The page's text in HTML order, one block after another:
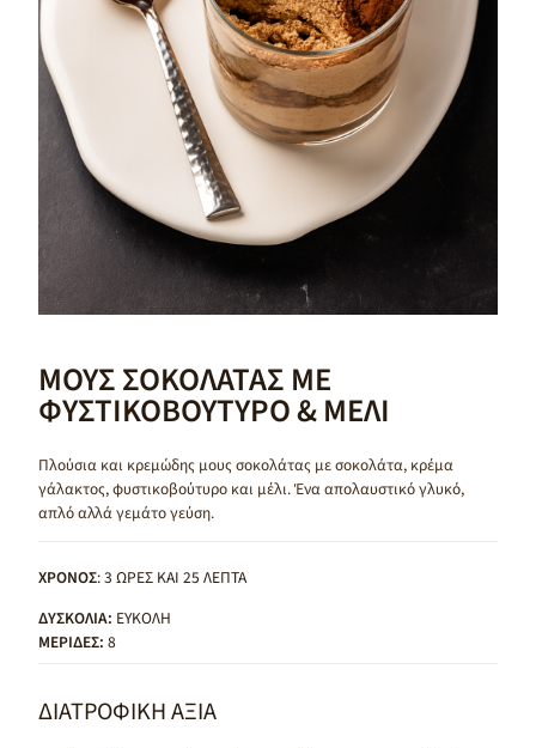
ΜΟΥΣ ΣΟΚΟΛΑΤΑΣ ΜΕ
ΦΥΣΤΙΚΟΒΟΥΤΥΡΟ & ΜΕΛΙ
Πλούσια και κρεμώδης μους σοκολάτας με σοκολάτα, κρέμα
γάλακτος, φυστικοβούτυρο και μέλι. Ένα απολαυστικό γλυκό,
απλό αλλά γεμάτο γεύση.
ΧΡΟΝΟΣ: 3 ΩΡΕΣ ΚΑΙ 25 ΛΕΠΤΑ
ΔΥΣΚΟΛΙΑ: ΕΥΚΟΛΗ
ΜΕΡΙΔΕΣ: 8
ΔΙΑΤΡΟΦΙΚΗ ΑΞΙΑ